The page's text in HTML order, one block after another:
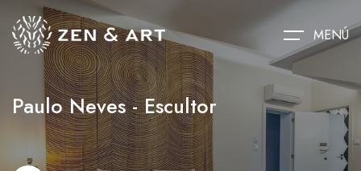
MENÚ
Paulo Neves - Escultor